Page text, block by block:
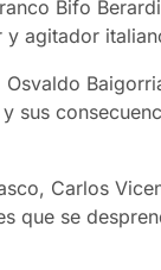
Bifo
y agitador
sus
Carlos
que se